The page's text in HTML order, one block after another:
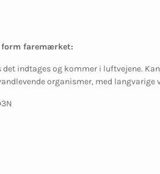
faremærket:
indtages og kommer i luftvejene.
organismer, med langvarige